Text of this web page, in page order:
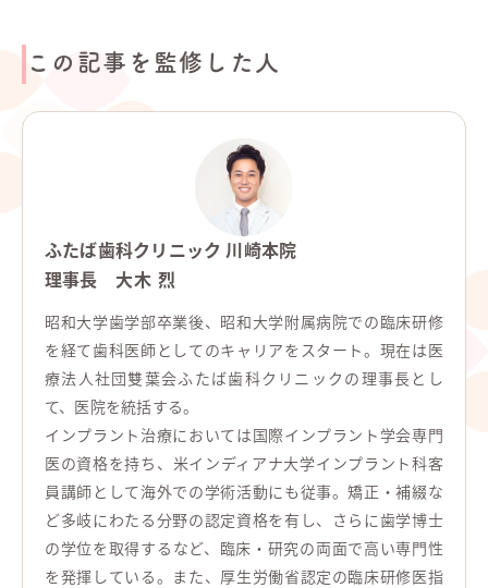
この記事を監修した人
ふたば歯科クリニック 川崎本院
理事長 大木 烈
昭和大学歯学部卒業後、昭和大学附属病院での臨床研修
を経て歯科医師としてのキャリアをスタート。現在は医
療法人社団雙葉会ふたば歯科クリニックの理事長とし
て、医院を統括する。
インプラント治療においては国際インプラント学会専門
医の資格を持ち、米インディアナ大学インプラント科客
員講師として海外での学術活動にも従事。矯正・補綴な
ど多岐にわたる分野の認定資格を有し、さらに歯学博士
の学位を取得するなど、臨床・研究の両面で高い専門性
を発揮している。また、厚生労働省認定の臨床研修医指